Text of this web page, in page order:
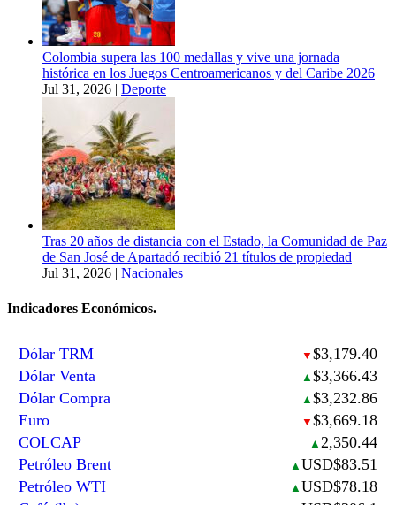
Colombia supera las 100 medallas y vive una jornada
histórica en los Juegos Centroamericanos y del Caribe 2026
Jul 31, 2026 | Deporte
Tras 20 años de distancia con el Estado, la Comunidad de Paz
de San José de Apartadó recibió 21 títulos de propiedad
Jul 31, 2026 | Nacionales
Indicadores Económicos.
Dólar TRM ▼ $3,179.40
Dólar Venta
▲ $3,366.43
Dólar Compra
▲ $3,232.86
Euro
▼ $3,669.18
COLCAP
▲ 2,350.44
Petróleo Brent
▲ USD$83.51
Petróleo WTI
▲ USD$78.18